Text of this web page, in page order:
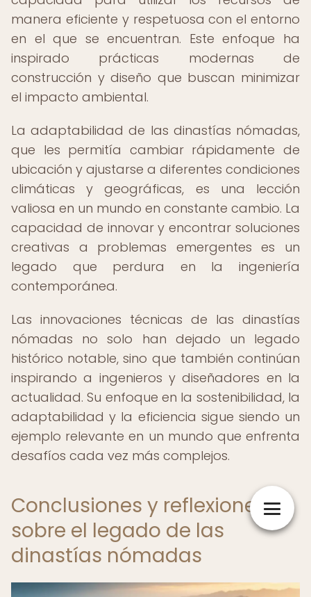
manera eficiente y respetuosa con el entorno
en el que se encuentran. Este enfoque ha
inspirado prácticas modernas de
construcción y diseño que buscan minimizar
el impacto ambiental.
La adaptabilidad de las dinastías nómadas,
que les permitía cambiar rápidamente de
ubicación y ajustarse a diferentes condiciones
climáticas y geográficas, es una lección
valiosa en un mundo en constante cambio. La
capacidad de innovar y encontrar soluciones
creativas a problemas emergentes es un
legado que perdura en la ingeniería
contemporánea.
Las innovaciones técnicas de las dinastías
nómadas no solo han dejado un legado
histórico notable, sino que también continúan
inspirando a ingenieros y diseñadores en la
actualidad. Su enfoque en la sostenibilidad, la
adaptabilidad y la eficiencia sigue siendo un
ejemplo relevante en un mundo que enfrenta
desafíos cada vez más complejos.
Conclusiones y reflexiones
sobre el legado de las
dinastías nómadas